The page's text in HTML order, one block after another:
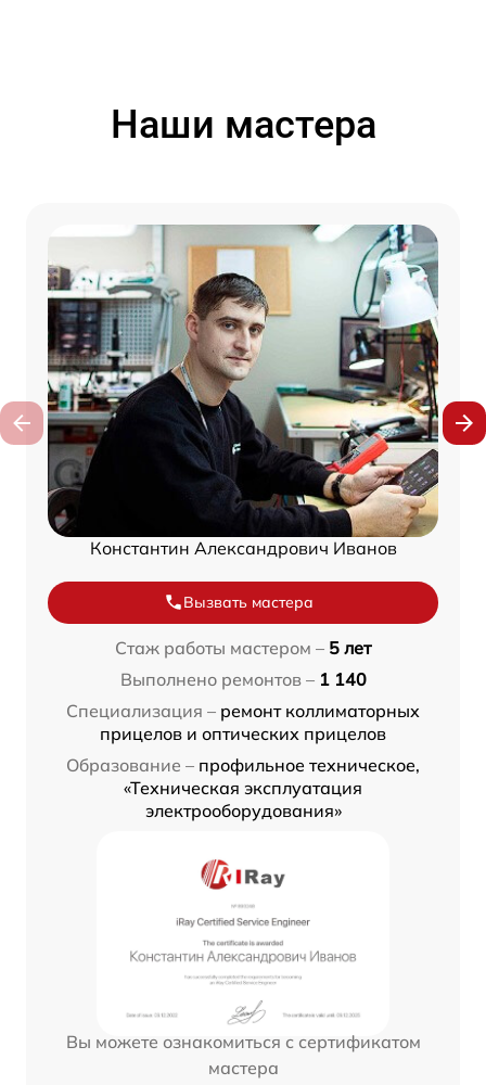
Наши мастера
Константин Александрович Иванов
Вызвать мастера
Стаж работы мастером – 5 лет
Выполнено ремонтов – 1 140
Специализация – ремонт коллиматорных
прицелов и оптических прицелов
Образование – профильное техническое,
«Техническая эксплуатация
электрооборудования»
Вы можете ознакомиться с сертификатом
мастера